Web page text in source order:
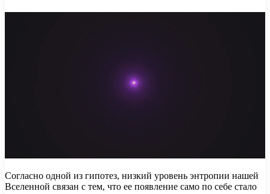
Согласно одной из гипотез, низкий уровень энтропии нашей
Вселенной связан с тем, что ее появление само по себе стало